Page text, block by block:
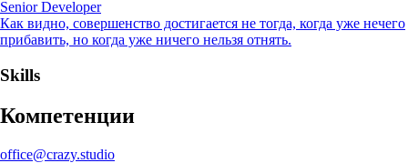
Senior Developer
Как видно, совершенство достигается не тогда, когда уже нечего
прибавить, но когда уже ничего нельзя отнять.
Skills
Компетенции
office@crazy.studio